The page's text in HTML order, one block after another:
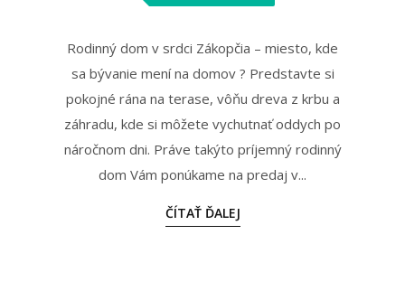
Rodinný dom v srdci Zákopčia – miesto, kde
sa bývanie mení na domov ? Predstavte si
pokojné rána na terase, vôňu dreva z krbu a
záhradu, kde si môžete vychutnať oddych po
náročnom dni. Práve takýto príjemný rodinný
dom Vám ponúkame na predaj v...
ČÍTAŤ ĎALEJ